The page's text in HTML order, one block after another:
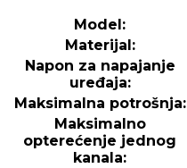
Model:
Materijal:
Napon za napajanje
uređaja:
Maksimalna potrošnja:
Maksimalno
opterećenje jednog
kanala: